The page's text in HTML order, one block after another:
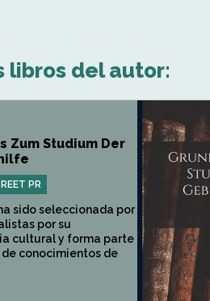
libros del autor:
Zum Studium Der
PR
sido seleccionada por
por su
cultural y forma parte
de conocimientos de